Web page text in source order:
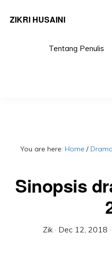
ZIKRI HUSAINI
Tentang Penulis
You are here: Home / Drama
Sinopsis
Zik · Dec 12, 2018 ·